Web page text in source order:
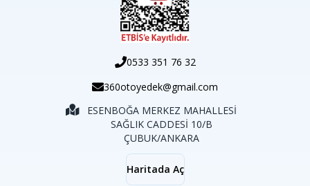
0533 351 76 32
360otoyedek@gmail.com
ESENBOĞA MERKEZ MAHALLESİ
SAĞLIK CADDESİ 10/B
ÇUBUK/ANKARA
Haritada Aç